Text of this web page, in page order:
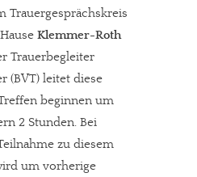
Trauergesprächskreis
Klemmer-Roth
Trauerbegleiter
(BVT) leitet diese
beginnen um
2 Stunden. Bei
zu diesem
um vorherige